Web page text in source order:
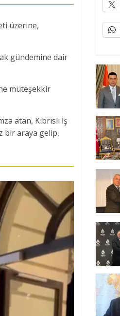
üzerine,
gündemine dair
müteşekkir
atan, Kıbrıslı İş
bir araya gelip,